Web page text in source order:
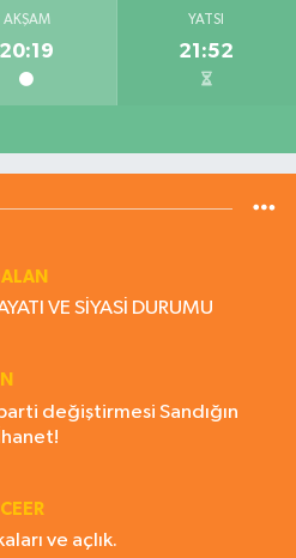
AKŞAM
20:19
YATSI
21:52
VE SİYASİ DURUMU
değiştirmesi Sandığın
ve açlık.